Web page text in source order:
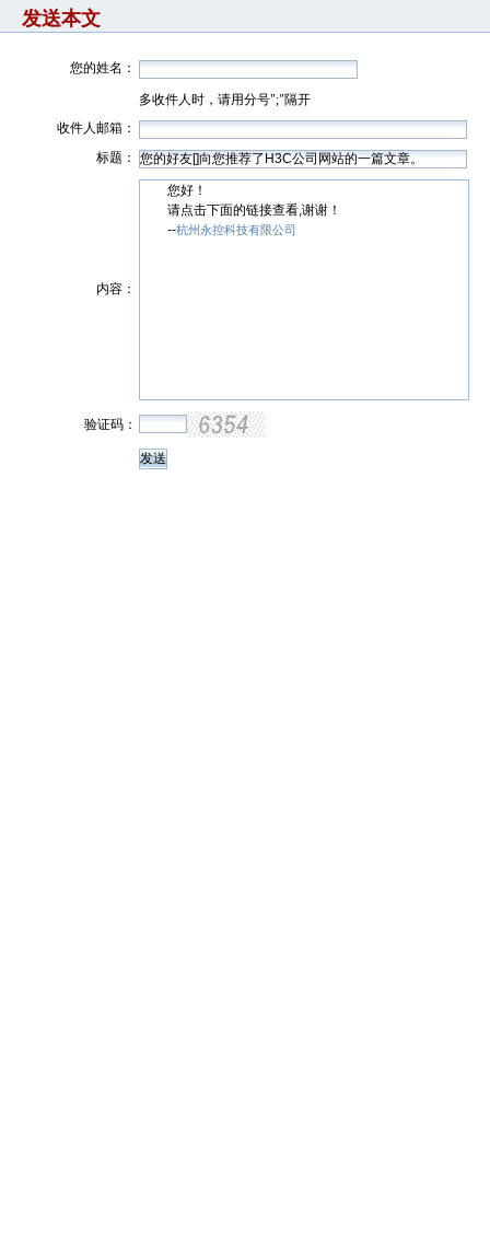
发送本文
您的姓名：
多收件人时，请用分号";"隔开
收件人邮箱：
标题：
内容：
您好！
请点击下面的链接查看,谢谢！
--杭州永控科技有限公司
验证码：